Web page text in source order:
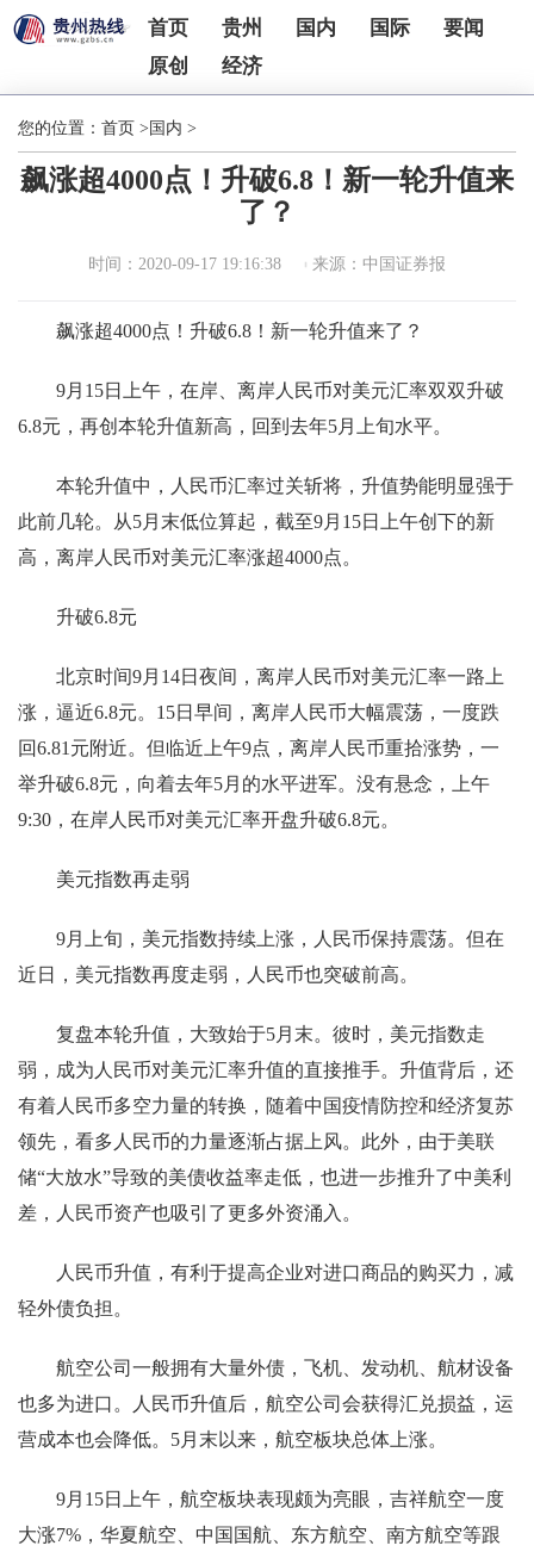
首页 贵州 国内 国际
要闻
原创
经济
您的位置： 首页 > 国内 >
飙涨超4000点！升破6.8！新一轮升值来
了？
时间：2020-09-17 19:16:38 来源：中国证券报
飙涨超4000点！升破6.8！新一轮升值来了？
9月15日上午，在岸、离岸人民币对美元汇率双双升破
6.8元，再创本轮升值新高，回到去年5月上旬水平。
本轮升值中，人民币汇率过关斩将，升值势能明显强于
此前几轮。从5月末低位算起，截至9月15日上午创下的新
高，离岸人民币对美元汇率涨超4000点。
升破6.8元
北京时间9月14日夜间，离岸人民币对美元汇率一路上
涨，逼近6.8元。15日早间，离岸人民币大幅震荡，一度跌
回6.81元附近。但临近上午9点，离岸人民币重拾涨势，一
举升破6.8元，向着去年5月的水平进军。没有悬念，上午
9:30，在岸人民币对美元汇率开盘升破6.8元。
美元指数再走弱
9月上旬，美元指数持续上涨，人民币保持震荡。但在
近日，美元指数再度走弱，人民币也突破前高。
复盘本轮升值，大致始于5月末。彼时，美元指数走
弱，成为人民币对美元汇率升值的直接推手。升值背后，还
有着人民币多空力量的转换，随着中国疫情防控和经济复苏
领先，看多人民币的力量逐渐占据上风。此外，由于美联
储“大放水”导致的美债收益率走低，也进一步推升了中美利
差，人民币资产也吸引了更多外资涌入。
人民币升值，有利于提高企业对进口商品的购买力，减
轻外债负担。
航空公司一般拥有大量外债，飞机、发动机、航材设备
也多为进口。人民币升值后，航空公司会获得汇兑损益，运
营成本也会降低。5月末以来，航空板块总体上涨。
9月15日上午，航空板块表现颇为亮眼，吉祥航空一度
大涨7%，华夏航空、中国国航、东方航空、南方航空等跟